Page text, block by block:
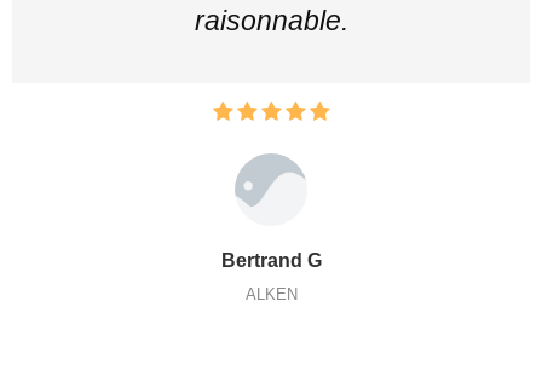
raisonnable.
Bertrand G
ALKEN